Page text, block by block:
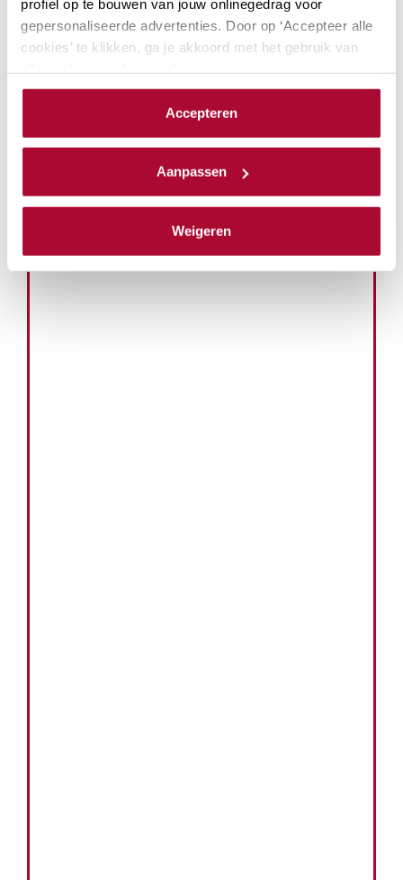
profiel op te bouwen van jouw onlinegedrag voor
gepersonaliseerde advertenties. Door op ‘Accepteer alle
cookies’ te klikken, ga je akkoord met het gebruik van
cookieverklaring.
We werken samen met23 derdendie uw gegevens
Accepteren
Aanpassen
Weigeren